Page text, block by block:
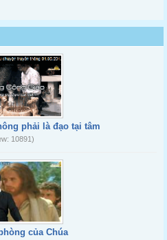
phải là đạo tại tâm
10891)
của Chúa